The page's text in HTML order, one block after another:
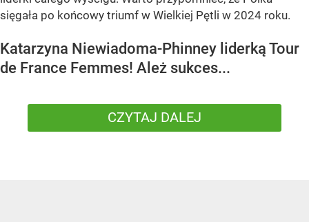
sięgała po końcowy triumf w Wielkiej Pętli w 2024 roku.
Katarzyna Niewiadoma-Phinney liderką Tour
de France Femmes! Ależ sukces...
CZYTAJ DALEJ